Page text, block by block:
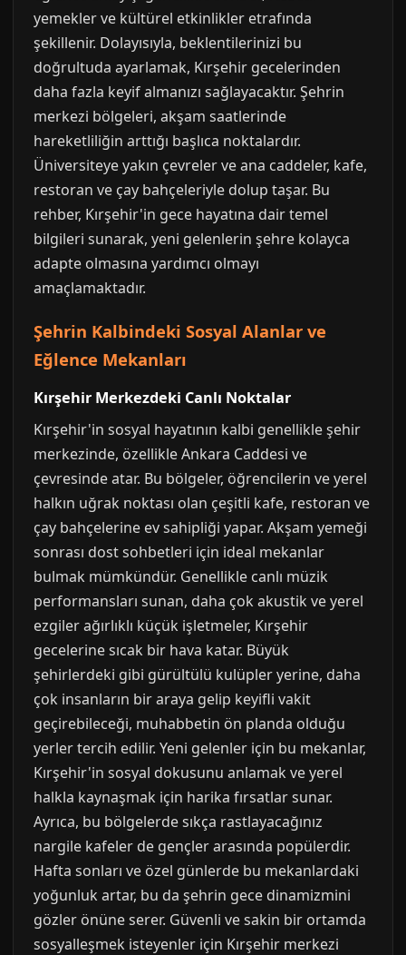
yemekler ve kültürel etkinlikler etrafında
şekillenir. Dolayısıyla, beklentilerinizi bu
doğrultuda ayarlamak, Kırşehir gecelerinden
daha fazla keyif almanızı sağlayacaktır. Şehrin
merkezi bölgeleri, akşam saatlerinde
hareketliliğin arttığı başlıca noktalardır.
Üniversiteye yakın çevreler ve ana caddeler, kafe,
restoran ve çay bahçeleriyle dolup taşar. Bu
rehber, Kırşehir'in gece hayatına dair temel
bilgileri sunarak, yeni gelenlerin şehre kolayca
adapte olmasına yardımcı olmayı
amaçlamaktadır.
Şehrin Kalbindeki Sosyal Alanlar ve
Eğlence Mekanları
Kırşehir Merkezdeki Canlı Noktalar
Kırşehir'in sosyal hayatının kalbi genellikle şehir
merkezinde, özellikle Ankara Caddesi ve
çevresinde atar. Bu bölgeler, öğrencilerin ve yerel
halkın uğrak noktası olan çeşitli kafe, restoran ve
çay bahçelerine ev sahipliği yapar. Akşam yemeği
sonrası dost sohbetleri için ideal mekanlar
bulmak mümkündür. Genellikle canlı müzik
performansları sunan, daha çok akustik ve yerel
ezgiler ağırlıklı küçük işletmeler, Kırşehir
gecelerine sıcak bir hava katar. Büyük
şehirlerdeki gibi gürültülü kulüpler yerine, daha
çok insanların bir araya gelip keyifli vakit
geçirebileceği, muhabbetin ön planda olduğu
yerler tercih edilir. Yeni gelenler için bu mekanlar,
Kırşehir'in sosyal dokusunu anlamak ve yerel
halkla kaynaşmak için harika fırsatlar sunar.
Ayrıca, bu bölgelerde sıkça rastlayacağınız
nargile kafeler de gençler arasında popülerdir.
Hafta sonları ve özel günlerde bu mekanlardaki
yoğunluk artar, bu da şehrin gece dinamizmini
gözler önüne serer. Güvenli ve sakin bir ortamda
sosyalleşmek isteyenler için Kırşehir merkezi